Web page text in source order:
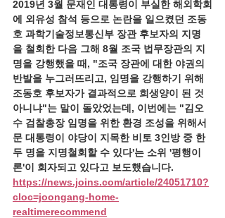
2019년 3월 문재인 대통령이 부실한 해외학회
에 외유성 참석 등으로 논란을 일으켰던 조동
호 과학기술정보통신부 장관 후보자의 지명
을 철회한 다음 그해 8월 조국 법무장관의 지
명을 강행했을 때, "조국 장관에 대한 야권의
반발을 누그러뜨리고, 임명을 강행하기 위해
조동호 후보자가 결과적으로 희생양이 된 것
아니냐"는 말이 돌았었는데, 이번에는 "김오
수 검찰총장 임명을 위한 환경 조성을 위해서
문 대통령이 야당이 지목한 비토 3인방 중 한
두 명을 지명철회할 수 있다'는 소위 '평행이
론'이 회자되고 있다고 보도했습니다.
https://news.joins.com/article/24051710?
cloc=joongang-home-
realtimerecommend